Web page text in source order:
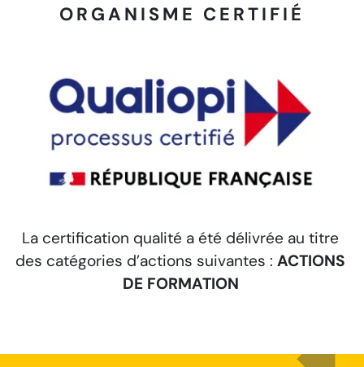
ORGANISME CERTIFIÉ
La certification qualité a été délivrée au titre
des catégories d’actions suivantes : ACTIONS
DE FORMATION